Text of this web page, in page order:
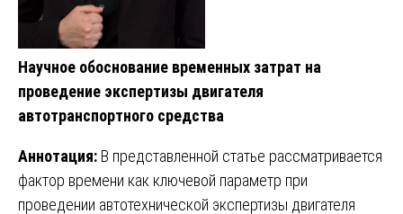
Научное обоснование временных затрат на
проведение экспертизы двигателя
автотранспортного средства
Аннотация: В представленной статье рассматривается
фактор времени как ключевой параметр при
проведении автотехнической экспертизы двигателя